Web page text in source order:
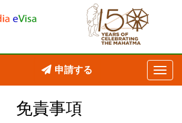
申請する
免責事項